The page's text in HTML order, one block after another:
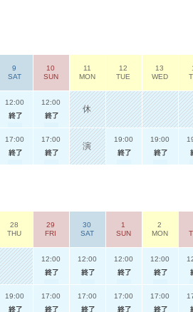
9
SAT
10
SUN
11
MON
12
TUE
13
WED
12:00 12:00
休
17:00 17:00
演
19:00 19:00
28
THU
29
FRI
30
SAT
1
SUN
2
MON
12:00 12:00 12:00 12:00
19:00 17:00 17:00 17:00 17:00